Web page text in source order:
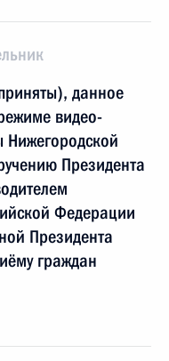
данное
видео-
Нижегородской
Президента
Федерации
Президента
граждан